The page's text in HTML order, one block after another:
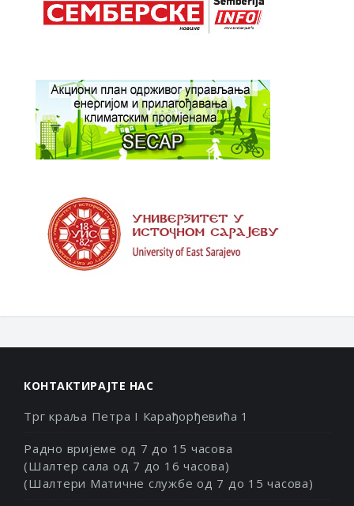
КОНТАКТИРАЈТЕ НАС
Трг краља Петра I Карађорђевића 1
Радно вријеме од 7 до 15 часова
(Шалтер сала од 7 до 16 часова)
(Шалтери Матичне службе од 7 до 15 часова)